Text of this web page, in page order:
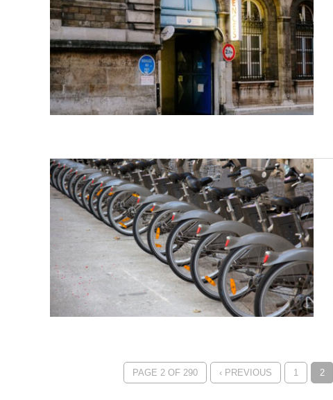
PAGE 2 OF 290 ‹ PREVIOUS 1 2